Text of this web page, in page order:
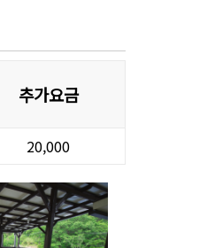
추가요금
20,000